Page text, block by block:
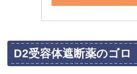
D2受容体遮断薬のゴロ